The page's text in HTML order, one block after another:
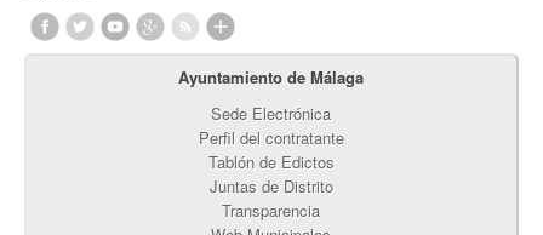
Ayuntamiento de Málaga
Sede Electrónica
Perfil del contratante
Tablón de Edictos
Juntas de Distrito
Transparencia